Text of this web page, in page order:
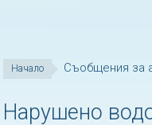
Начало Съобщения за
Нарушено